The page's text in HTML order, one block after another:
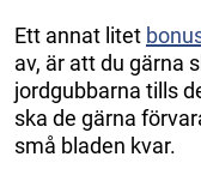
Ett annat litet
av, är att du gärna
jordgubbarna tills
ska de gärna
små bladen kvar.